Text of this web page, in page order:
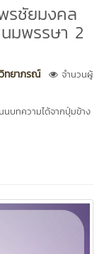
รชัยมงคล
มพรรษา 2
ทยาภรณ์
จำนวนผู้
นบทความได้จากปุ่มข้าง